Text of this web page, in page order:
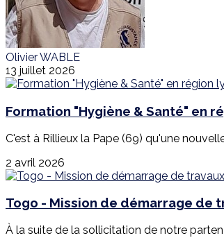
Olivier WABLE
13 juillet 2026
Formation "Hygiène & Santé" en
C'est à Rillieux la Pape (69) qu'une
2 avril 2026
Togo - Mission de démarrage de
À la suite de la sollicitation de notre